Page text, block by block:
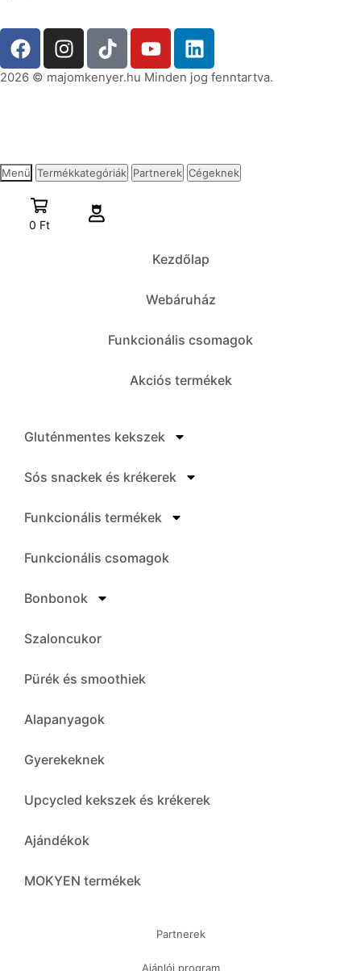
2026 © majomkenyer.hu Minden jog fenntartva.
Menü Termékkategóriák Partnerek Cégeknek
0 Ft
Kezdőlap
Webáruház
Funkcionális csomagok
Akciós termékek
Gluténmentes kekszek
Sós snackek és krékerek
Funkcionális termékek
Funkcionális csomagok
Bonbonok
Szaloncukor
Pürék és smoothiek
Alapanyagok
Gyerekeknek
Upcycled kekszek és krékerek
Ajándékok
MOKYEN termékek
Partnerek
Ajánlói program